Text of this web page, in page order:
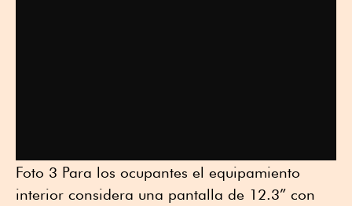
Foto 3 Para los ocupantes el equipamiento
interior considera una pantalla de 12.3” con